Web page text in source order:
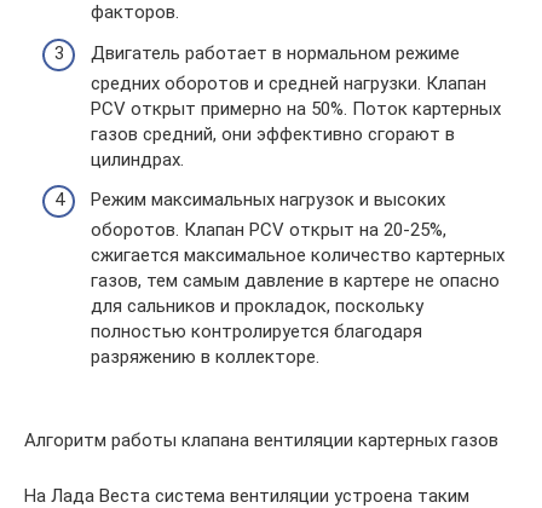
факторов.
Двигатель работает в нормальном режиме
средних оборотов и средней нагрузки. Клапан
PCV открыт примерно на 50%. Поток картерных
газов средний, они эффективно сгорают в
цилиндрах.
Режим максимальных нагрузок и высоких
оборотов. Клапан PCV открыт на 20-25%,
сжигается максимальное количество картерных
газов, тем самым давление в картере не опасно
для сальников и прокладок, поскольку
полностью контролируется благодаря
разряжению в коллекторе.
Алгоритм работы клапана вентиляции картерных газов
На Лада Веста система вентиляции устроена таким